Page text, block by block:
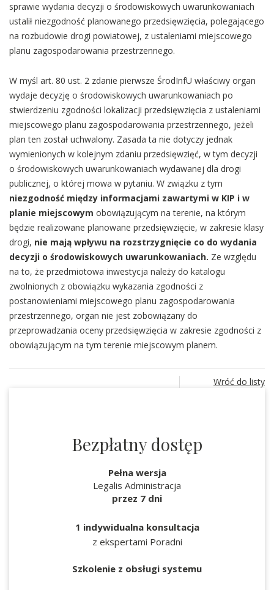
sprawie wydania decyzji o środowiskowych uwarunkowaniach
ustalił niezgodność planowanego przedsięwzięcia, polegającego
na rozbudowie drogi powiatowej, z ustaleniami miejscowego
planu zagospodarowania przestrzennego.
W myśl art. 80 ust. 2 zdanie pierwsze ŚrodInfU właściwy organ
wydaje decyzję o środowiskowych uwarunkowaniach po
stwierdzeniu zgodności lokalizacji przedsięwzięcia z ustaleniami
miejscowego planu zagospodarowania przestrzennego, jeżeli
plan ten został uchwalony. Zasada ta nie dotyczy jednak
wymienionych w kolejnym zdaniu przedsięwzięć, w tym decyzji
o środowiskowych uwarunkowaniach wydawanej dla drogi
publicznej, o której mowa w pytaniu. W związku z tym
niezgodność między informacjami zawartymi w KIP i w
planie miejscowym obowiązującym na terenie, na którym
będzie realizowane planowane przedsięwzięcie, w zakresie klasy
drogi, nie mają wpływu na rozstrzygnięcie co do wydania
decyzji o środowiskowych uwarunkowaniach. Ze względu
na to, że przedmiotowa inwestycja należy do katalogu
zwolnionych z obowiązku wykazania zgodności z
postanowieniami miejscowego planu zagospodarowania
przestrzennego, organ nie jest zobowiązany do
przeprowadzania oceny przedsięwzięcia w zakresie zgodności z
obowiązującym na tym terenie miejscowym planem.
Wróć do listy
Bezpłatny dostęp
Pełna wersja
Legalis Administracja
przez 7 dni
1 indywidualna konsultacja
z ekspertami Poradni
Szkolenie z obsługi systemu